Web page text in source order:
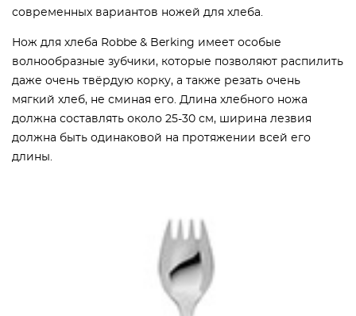
современных вариантов ножей для хлеба.
Нож для хлеба Robbe & Berking имеет особые
волнообразные зубчики, которые позволяют распилить
даже очень твёрдую корку, а также резать очень
мягкий хлеб, не сминая его. Длина хлебного ножа
должна составлять около 25-30 см, ширина лезвия
должна быть одинаковой на протяжении всей его
длины.